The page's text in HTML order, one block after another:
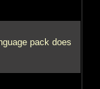
pack does